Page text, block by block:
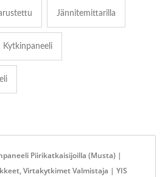
Jännitemittarilla
Piirikatkaisijoilla (musta) |
Virtakytkimet Valmistaja | YIS